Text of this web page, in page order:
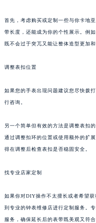
首先，考虑购买或定制一些与你卡地
带长度，还能成为你的个性展示。例
既不会过于突兀又能让整体造型更加和
调整表扣位置
如果您的手表出现问题建议您尽快拨
行咨询。
另一个简单但有效的方法是调整表扣
通过调整扣环的位置或使用额外的扩
得在调整后检查表扣是否稳固安全。
找专业店家定制
如果你对DIY操作不太擅长或者希望
到专业的钟表维修店进行定制服务。
服务，确保延长后的表带既美观又符合